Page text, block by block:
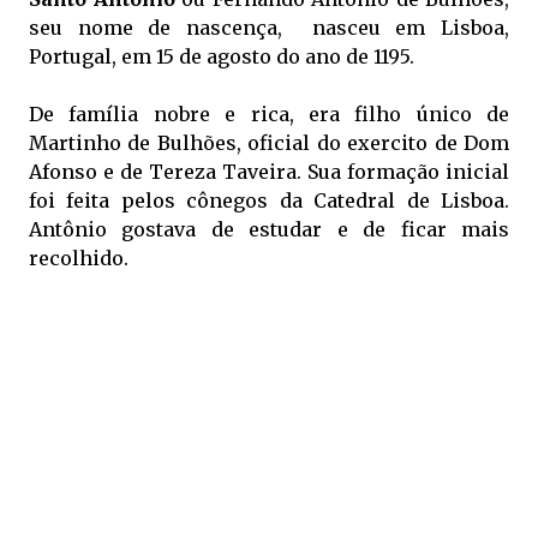
seu nome de nascença, nasceu em Lisboa,
Portugal, em 15 de agosto do ano de 1195.
De família nobre e rica, era filho único de
Martinho de Bulhões, oficial do exercito de Dom
Afonso e de Tereza Taveira. Sua formação inicial
foi feita pelos cônegos da Catedral de Lisboa.
Antônio gostava de estudar e de ficar mais
recolhido.